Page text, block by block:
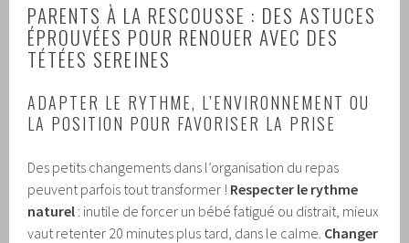
PARENTS À LA RESCOUSSE : DES ASTUCES
ÉPROUVÉES POUR RENOUER AVEC DES
TÉTÉES SEREINES
ADAPTER LE RYTHME, L’ENVIRONNEMENT OU
LA POSITION POUR FAVORISER LA PRISE
Des petits changements dans l’organisation du repas
peuvent parfois tout transformer ! Respecter le rythme
naturel : inutile de forcer un bébé fatigué ou distrait, mieux
vaut retenter 20 minutes plus tard, dans le calme. Changer